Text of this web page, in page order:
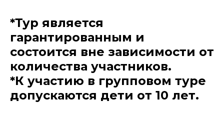
*Тур является
гарантированным и
состоится вне зависимости от
количества участников.
*К участию в групповом туре
допускаются дети от 10 лет.